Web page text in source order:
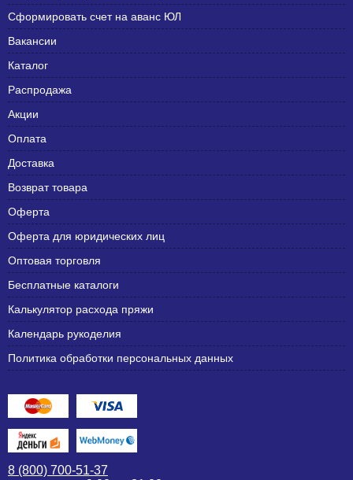
Сформировать счет на аванс ЮЛ
Вакансии
Каталог
Распродажа
Акции
Оплата
Доставка
Возврат товара
Оферта
Оферта для юридических лиц
Оптовая торговля
Бесплатные каталоги
Калькулятор расхода пряжи
Календарь рукоделия
Политика обработки персональных данных
8 (800) 700-51-37